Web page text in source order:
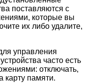
поставляются с
которые вы
их либо удалите,
управления
часто есть
отключать,
карту памяти.